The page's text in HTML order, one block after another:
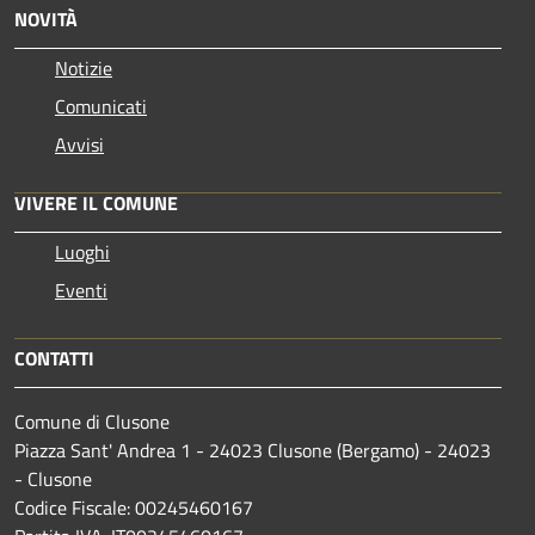
NOVITÀ
Notizie
Comunicati
Avvisi
VIVERE IL COMUNE
Luoghi
Eventi
CONTATTI
Comune di Clusone
Piazza Sant' Andrea 1 - 24023 Clusone (Bergamo) - 24023
- Clusone
Codice Fiscale: 00245460167